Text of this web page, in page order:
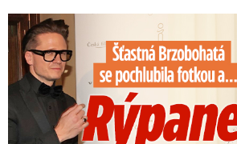
Šťastná Brzobohatá se pochlubila fotkou: